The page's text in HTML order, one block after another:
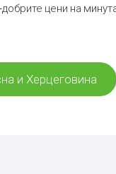
цени на
и Херцеговина